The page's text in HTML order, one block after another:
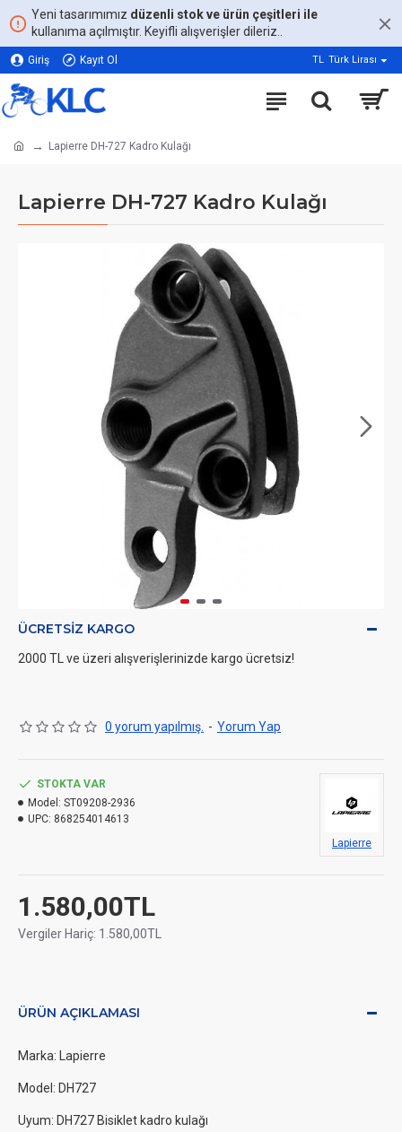
Yeni tasarımımız düzenli stok ve ürün çeşitleri ile
kullanıma açılmıştır. Keyifli alışverişler dileriz..
Giriş Kayıt Ol TL Türk Lirası
Lapierre DH-727 Kadro Kulağı
Lapierre DH-727 Kadro Kulağı
ÜCRETSIZ KARGO
2000 TL ve üzeri alışverişlerinizde kargo ücretsiz!
0 yorum yapılmış. - Yorum Yap
1.580,00TL
Vergiler Hariç: 1.580,00TL
STOKTA VAR
Model: ST09208-2936
UPC: 868254014613
Lapierre
ÜRÜN AÇIKLAMASI
Marka: Lapierre
Model: DH727
Uyum: DH727 Bisiklet kadro kulağı